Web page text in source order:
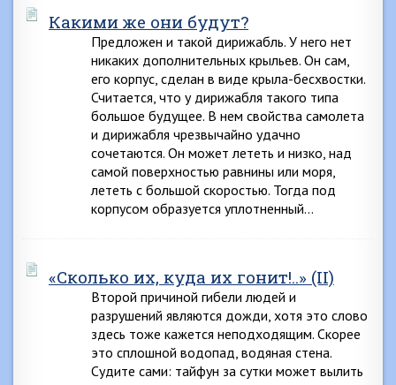
Какими же они будут?
Предложен и такой дирижабль. У него нет
никаких дополнительных крыльев. Он сам,
его корпус, сделан в виде крыла-бесхвостки.
Считается, что у дирижабля такого типа
большое будущее. В нем свойства самолета
и дирижабля чрезвычайно удачно
сочетаются. Он может лететь и низко, над
самой поверхностью равнины или моря,
лететь с большой скоростью. Тогда под
корпусом образуется уплотненный…
«Сколько их, куда их гонит!..» (II)
Второй причиной гибели людей и
разрушений являются дожди, хотя это слово
здесь тоже кажется неподходящим. Скорее
это сплошной водопад, водяная стена.
Судите сами: тайфун за сутки может вылить